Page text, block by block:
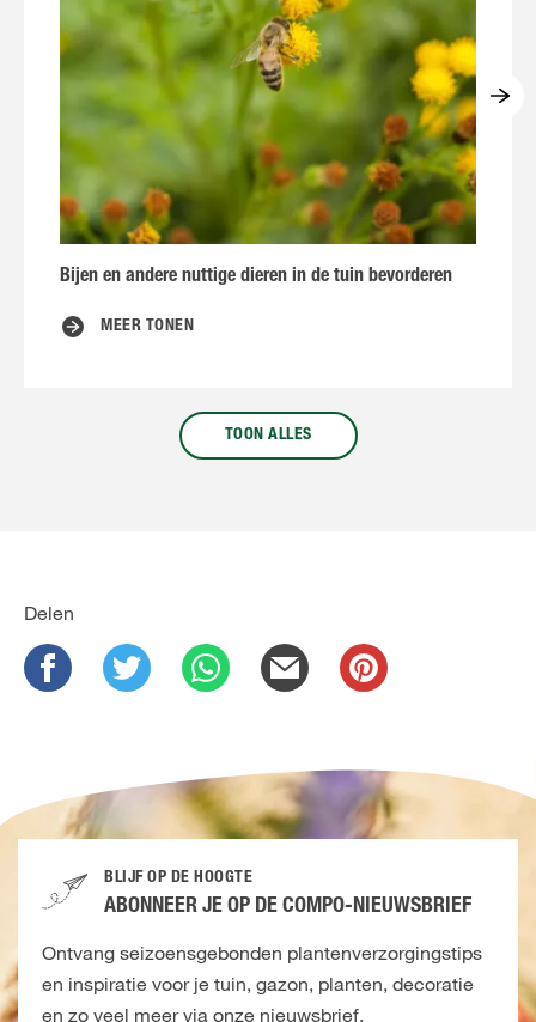
Bijen en andere nuttige dieren in de tuin bevorderen
MEER TONEN
TOON ALLES
Delen
BLIJF OP DE HOOGTE
ABONNEER JE OP DE COMPO-NIEUWSBRIEF
Ontvang seizoensgebonden plantenverzorgingstips
en inspiratie voor je tuin, gazon, planten, decoratie
en zo veel meer via onze nieuwsbrief.